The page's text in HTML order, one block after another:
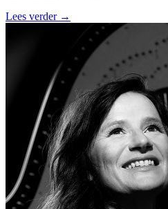
Lees verder →